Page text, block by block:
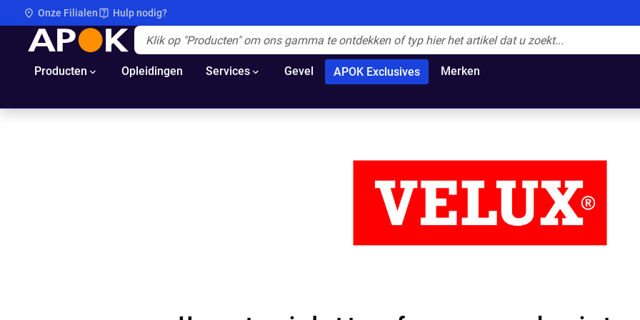
Onze Filialen Hulp nodig?
APOK
Producten Opleidingen Services Gevel APOK Exclusives Merken